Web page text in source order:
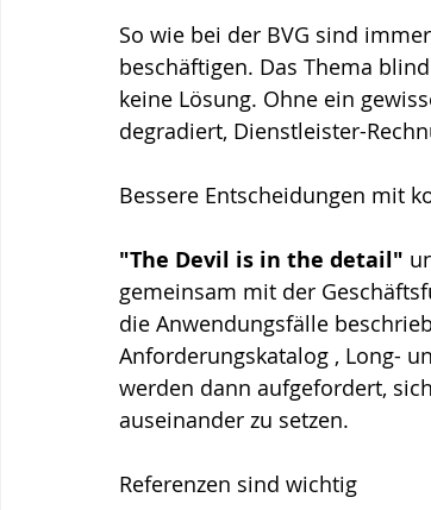
So wie bei der BVG sind
beschäftigen. Das Thema
keine Lösung. Ohne ein
degradiert, Dienstleister-
Bessere Entscheidungen mit
"The Devil is in the detail"
gemeinsam mit der
die Anwendungsfälle
Anforderungskatalog , Long-
werden dann aufgefordert,
auseinander zu setzen.
Referenzen sind wichtig